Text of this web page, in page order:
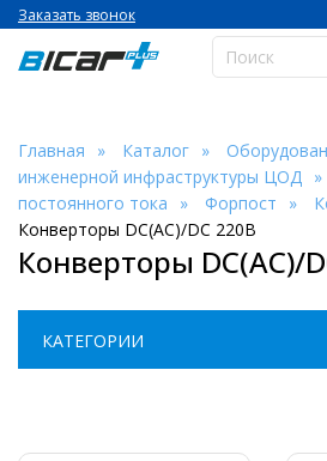
Заказать звонок
Главная Каталог
инженерной инфраструктуры ЦОД
постоянного тока
Форпост
Конверторы DC(AC)/DC 220В
Конверторы DC(AC)/
КАТЕГОРИИ